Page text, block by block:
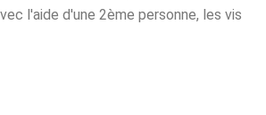
l'aide d'une 2ème personne, les vis